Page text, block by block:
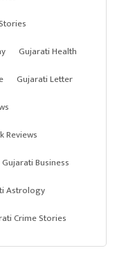
Gujarati Health
Gujarati Letter
Reviews
Gujarati Business
Astrology
Crime Stories